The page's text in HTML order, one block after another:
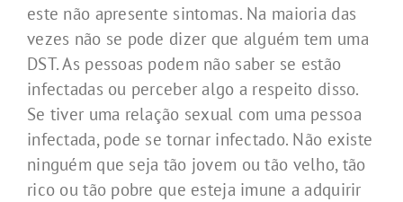
este não apresente sintomas. Na maioria das
vezes não se pode dizer que alguém tem uma
DST. As pessoas podem não saber se estão
infectadas ou perceber algo a respeito disso.
Se tiver uma relação sexual com uma pessoa
infectada, pode se tornar infectado. Não existe
ninguém que seja tão jovem ou tão velho, tão
rico ou tão pobre que esteja imune a adquirir